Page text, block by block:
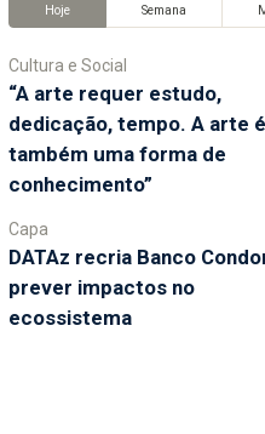
Hoje Semana
Cultura e Social
“A arte requer estudo,
dedicação, tempo. A arte é
também uma forma de
conhecimento”
Capa
DATAz recria Banco
prever impactos no
ecossistema